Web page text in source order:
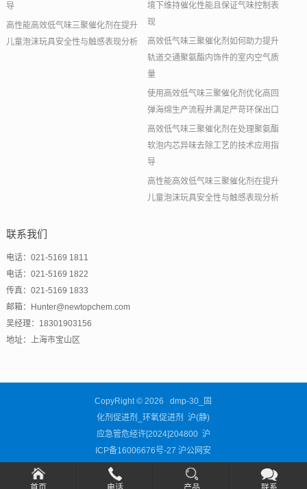
导
高性能高效低气味三聚催化剂在提升
儿童泡沫玩具安全性与触感表现分析
境下维持催化性能且保证气味控制表
现
高效低气味三聚催化剂如何助力提升
轨道交通聚氨酯内饰件的室内空气质
量
使用高效低气味三聚催化剂优化高回
弹海绵生产流程并满足严苛环保出口
高效低气味三聚催化剂在处理聚氨酯
软泡内芯异味去除工艺的技术应用指
导
高性能高效低气味三聚催化剂在提升
儿童泡沫玩具安全性与触感表现分析
联系我们
电话：021-5169 1811
电话：021-5169 1822
传真：021-5169 1833
邮箱：Hunter@newtopchem.com
吴经理：18301903156
地址：上海市宝山区
CopyRight © 2026 dmp-30_固
化剂促进剂_环氧促进剂 沪(静)
应急管危经许[2024]204800 沪
ICP备16006676号-27 沪公网安
备31011302003460号